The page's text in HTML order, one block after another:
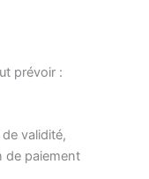
prévoir :
validité,
de paiement